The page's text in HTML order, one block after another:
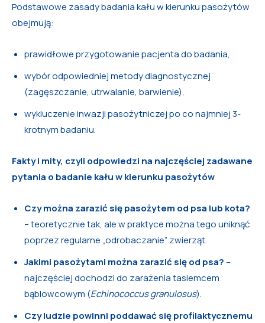
Podstawowe zasady badania kału w kierunku pasożytów
obejmują:
prawidłowe przygotowanie pacjenta do badania,
wybór odpowiedniej metody diagnostycznej
(zagęszczanie, utrwalanie, barwienie),
wykluczenie inwazji pasożytniczej po co najmniej 3-
krotnym badaniu.
Fakty i mity, czyli odpowiedzi na najczęściej zadawane
pytania o badanie kału w kierunku pasożytów
Czy można zarazić się pasożytem od psa lub kota?
–teoretycznie tak, ale w praktyce można tego uniknąć
poprzez regularne „odrobaczanie” zwierząt.
Jakimi pasożytami można zarazić się od psa? –
najczęściej dochodzi do zarażenia tasiemcem
bąblowcowym (Echinococcus granulosus).
Czy ludzie powinni poddawać się profilaktycznemu